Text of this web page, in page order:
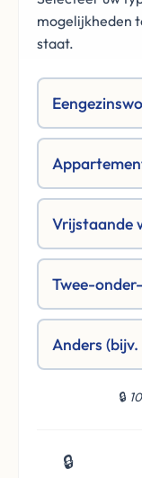
mogelijkheden
staat.
Vrijstaande
Twee-
Anders
🔒
🔒